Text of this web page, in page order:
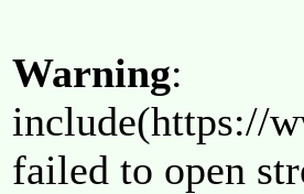
Warning:
include(https://
failed to open